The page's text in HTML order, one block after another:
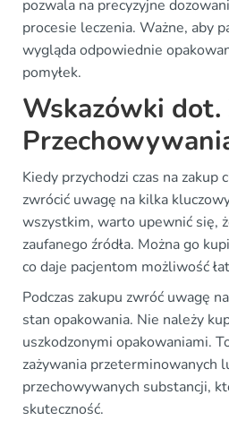
pozwala na precyzyjne
procesie leczenia. Ważne, aby
wygląda odpowiednie
pomyłek.
Wskazówki dot.
Kiedy przychodzi czas na zakup
zwrócić uwagę na kilka
wszystkim, warto upewnić się,
zaufanego źródła. Można go
co daje pacjentom możliwość
Podczas zakupu zwróć uwagę
stan opakowania. Nie należy
uszkodzonymi opakowaniami.
zażywania przeterminowanych
przechowywanych substancji,
skuteczność.